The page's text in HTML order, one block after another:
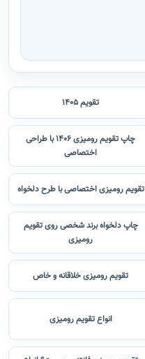
تقویم 1405
چاپ تقویم رومیزی 1406 با طراحی
اختصاصی
تقویم رومیزی اختصاصی با طرح دلخواه
چاپ دلخواه برند شخصی روی تقویم
رومیزی
تقویم رومیزی خلاقانه و خاص
انواع تقویم رومیزی